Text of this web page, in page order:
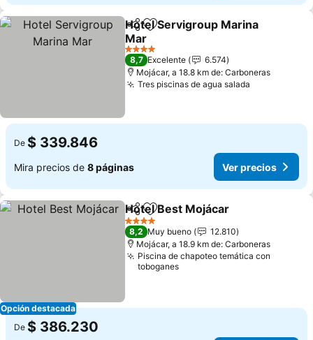
CompartirAgregar a favoritos
Hotel Servigroup Marina
Mar
4 Estrellas
8,7 Excelente
6.574
Mojácar, a 18.8 km de: Carboneras
Tres piscinas de agua salada
De $ 339.846
Mira precios de 8 páginas Ver precios
Opción destacada
CompartirAgregar a favoritos
Hotel Best Mojácar
4 Estrellas
8,2 Muy bueno
12.810
Mojácar, a 18.9 km de: Carboneras
Piscina de chapoteo temática con
toboganes
De $ 386.230